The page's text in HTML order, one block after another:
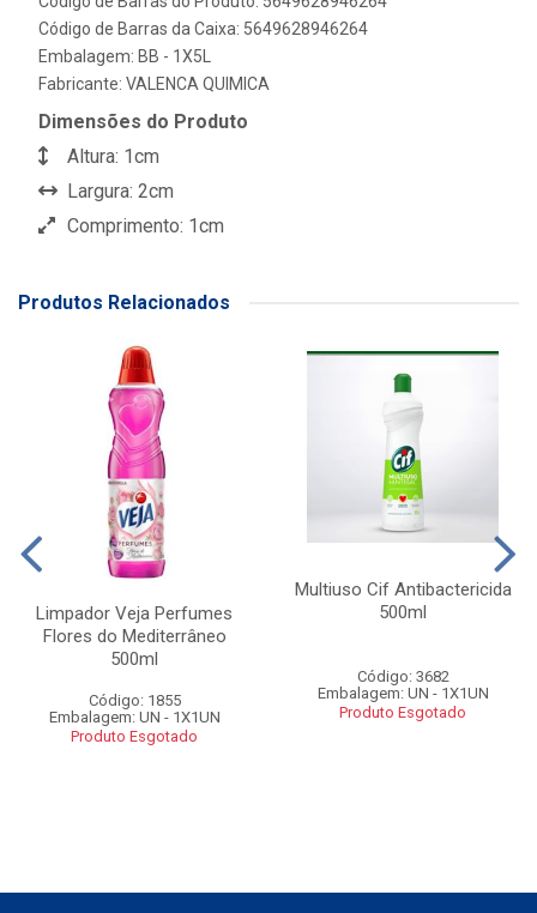
Código de Barras da Caixa: 5649628946264
Embalagem: BB - 1X5L
Fabricante: VALENCA QUIMICA
Dimensões do Produto
Altura: 1cm
Largura: 2cm
Comprimento: 1cm
Produtos Relacionados
Limpador Veja Perfumes
Flores do Mediterrâneo
500ml
Código: 1855
Embalagem: UN - 1X1UN
Produto Esgotado
Multiuso Cif Antibactericida
500ml
Código: 3682
Embalagem: UN - 1X1UN
Produto Esgotado